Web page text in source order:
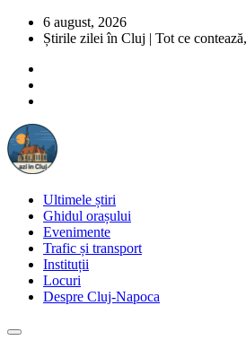
6 august, 2026
Știrile zilei în Cluj | Tot ce
Ultimele știri
Ghidul orașului
Evenimente
Trafic și transport
Instituții
Locuri
Despre Cluj-Napoca